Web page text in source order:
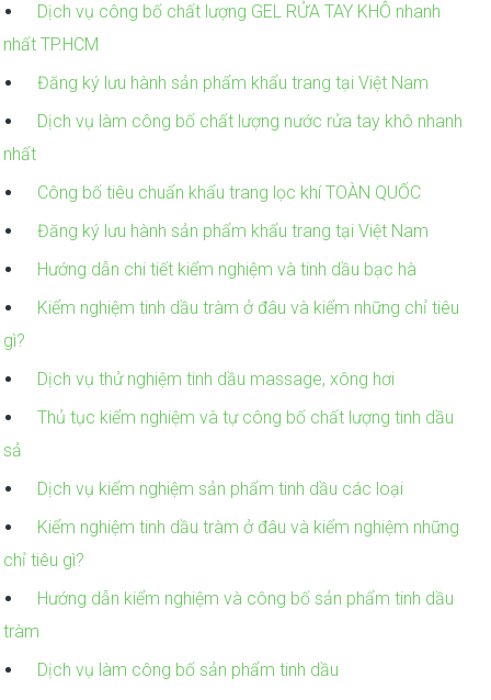
Dịch vụ công bố chất lượng GEL RỬA TAY KHÔ nhanh
nhất TP.HCM
Đăng ký lưu hành sản phẩm khẩu trang tại Việt Nam
Dịch vụ làm công bố chất lượng nước rửa tay khô nhanh
nhất
Công bố tiêu chuẩn khẩu trang lọc khí TOÀN QUỐC
Đăng ký lưu hành sản phẩm khẩu trang tại Việt Nam
Hướng dẫn chi tiết kiểm nghiệm và tinh dầu bạc hà
Kiểm nghiệm tinh dầu tràm ở đâu và kiểm những chỉ tiêu
gì?
Dịch vụ thử nghiệm tinh dầu massage, xông hơi
Thủ tục kiểm nghiệm và tự công bố chất lượng tinh dầu
sả
Dịch vụ kiểm nghiệm sản phẩm tinh dầu các loại
Kiểm nghiệm tinh dầu tràm ở đâu và kiểm nghiệm những
chỉ tiêu gì?
Hướng dẫn kiểm nghiệm và công bố sản phẩm tinh dầu
tràm
Dịch vụ làm công bố sản phẩm tinh dầu